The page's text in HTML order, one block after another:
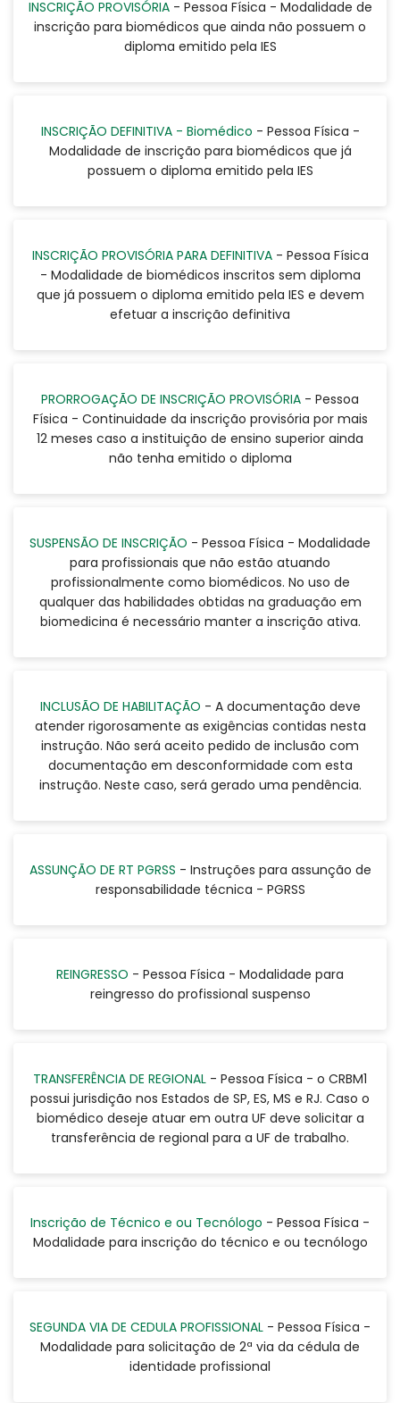
INSCRIÇÃO PROVISÓRIA- Pessoa Física - Modalidade de
inscrição para biomédicos que ainda não possuem o
diploma emitido pela IES
INSCRIÇÃO DEFINITIVA - Biomédico - Pessoa Física -
Modalidade de inscrição para biomédicos que já
possuem o diploma emitido pela IES
INSCRIÇÃO PROVISÓRIA PARA DEFINITIVA- Pessoa Física
- Modalidade de biomédicos inscritos sem diploma
que já possuem o diploma emitido pela IES e devem
efetuar a inscrição definitiva
PRORROGAÇÃO DE INSCRIÇÃO PROVISÓRIA - Pessoa
Física - Continuidade da inscrição provisória por mais
12 meses caso a instituição de ensino superior ainda
não tenha emitido o diploma
SUSPENSÃO DE INSCRIÇÃO - Pessoa Física - Modalidade
para profissionais que não estão atuando
profissionalmente como biomédicos. No uso de
qualquer das habilidades obtidas na graduação em
biomedicina é necessário manter a inscrição ativa.
INCLUSÃO DE HABILITAÇÃO - A documentação deve
atender rigorosamente as exigências contidas nesta
instrução. Não será aceito pedido de inclusão com
documentação em desconformidade com esta
instrução. Neste caso, será gerado uma pendência.
ASSUNÇÃO DE RT PGRSS - Instruções para assunção de
responsabilidade técnica - PGRSS
REINGRESSO - Pessoa Física - Modalidade para
reingresso do profissional suspenso
TRANSFERÊNCIA DE REGIONAL - Pessoa Física - o CRBM1
possui jurisdição nos Estados de SP, ES, MS e RJ. Caso o
biomédico deseje atuar em outra UF deve solicitar a
transferência de regional para a UF de trabalho.
Inscrição de Técnico e ou Tecnólogo - Pessoa Física -
Modalidade para inscrição do técnico e ou tecnólogo
SEGUNDA VIA DE CEDULA PROFISSIONAL - Pessoa Física -
Modalidade para solicitação de 2ª via da cédula de
identidade profissional